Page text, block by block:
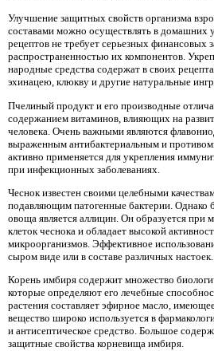
Улучшение защитных свойств организма
составами можно осуществлять в домашних
рецептов не требует серьезных финансовых
распространенностью их компонентов.
народные средства содержат в своих
эхинацею, клюкву и другие натуральные
Пчелиный продукт и его производные
содержанием витаминов, влияющих на
человека. Очень важными являются
выраженным антибактериальным и
активно применяется для укрепления
при инфекционных заболеваниях.
Чеснок известен своими целебными
подавляющим патогенные бактерии. Однако
овоща является аллицин. Он образуется при
клеток чеснока и обладает высокой
микроорганизмов. Эффективное
сыром виде или в составе различных настоек.
Корень имбиря содержит множество
которые определяют его лечебные
растения составляет эфирное масло,
вещество широко используется в
и антисептическое средство. Большое
защитные свойства корневища имбиря.